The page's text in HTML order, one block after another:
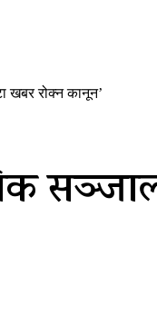
खबर रोक्न कानून’